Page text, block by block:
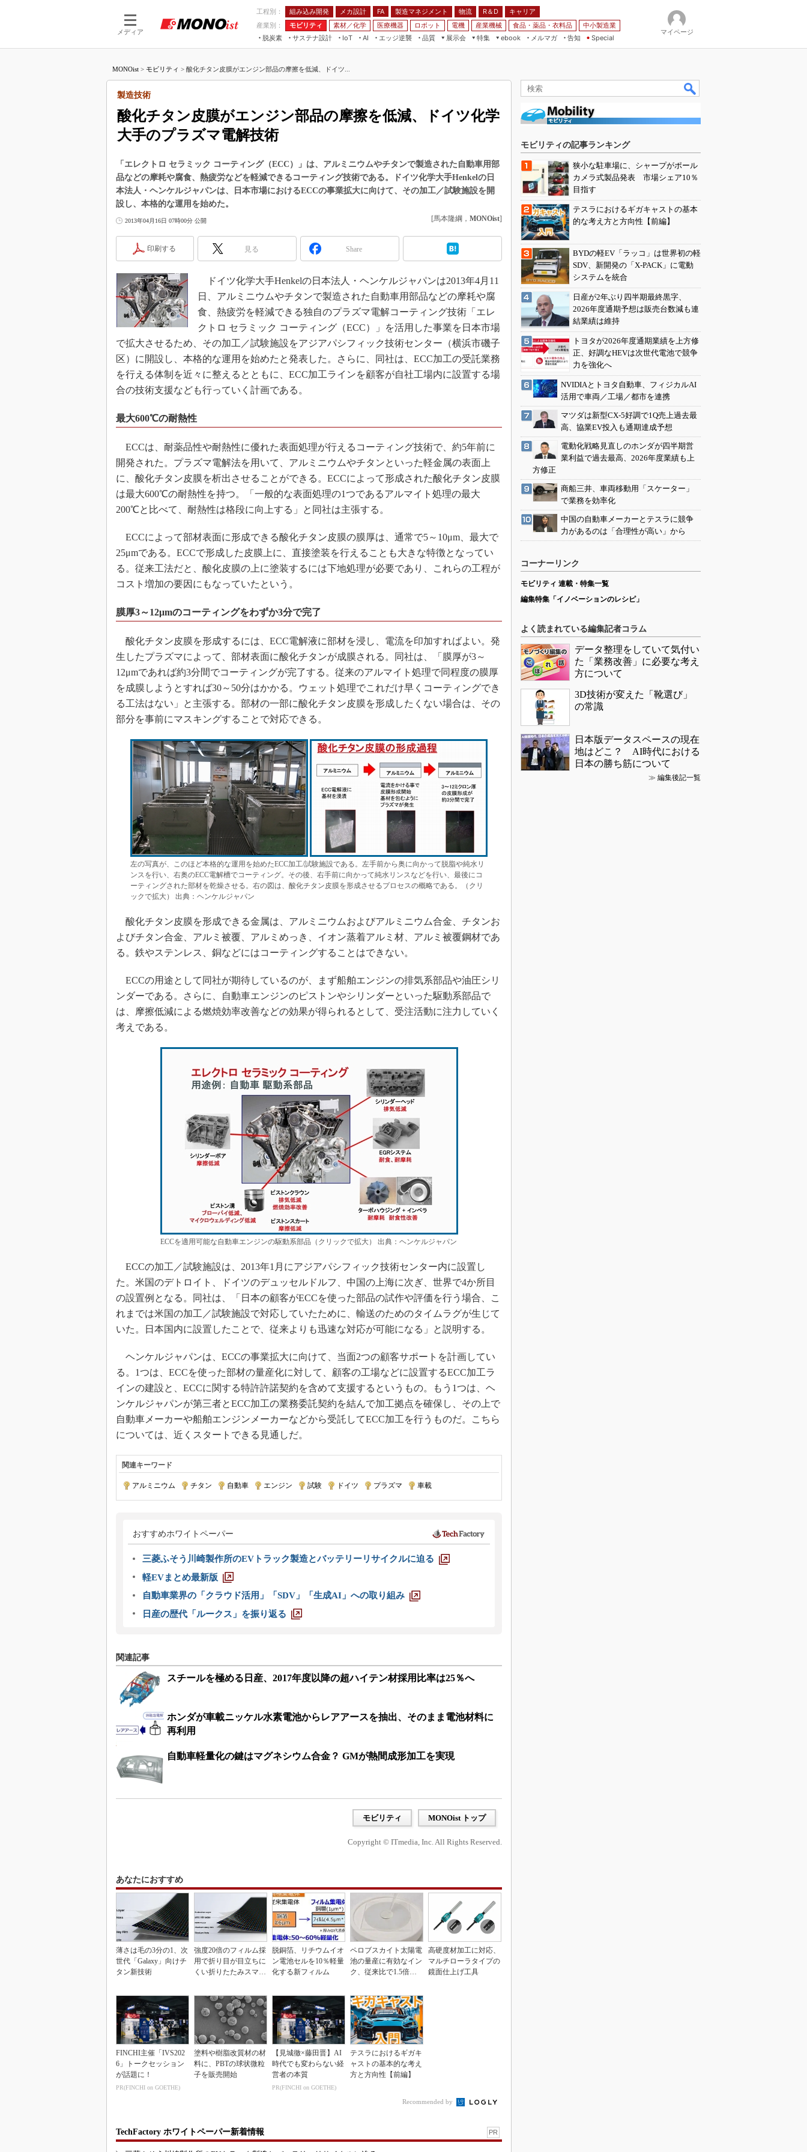
メディア
工程別： 組み込み開発 メカ設計 FA 製造マネジメント 物流 R＆D
キャリア
産業別：
モビリティ 素材／化学 医療機器 ロボット 電機 産業機械 食品・薬品・衣料品
中小製造業
脱炭素
サステナ設計
IoT
つながる工場
AI
AI×設備保全
エッジ逆襲 品質
展示会
JIMTOF
IIFES
TECHNO-FRONTIER
人テク展
AUTOMOTIVE WORLD
産業オープンネット展
特集
VR／AR
フィールドサービス
組み込み画像技術
組み込みモデリング
ISO26262
無償設計ツール
デジタルツインとCAE
S＆OP
インダストリー4.0
イノベーション
製造業ビッグデータ
グローバル設計・開発
制御セキュリティ
新型コロナへの対応
ebook
FA
モビリティ
メルマガ
告知 Special
マイページ
MONOist > モビリティ > 酸化チタン皮膜がエンジン部品の摩擦を低減、ドイツ...
酸化チタン皮膜がエンジン部品の摩擦を低減、ドイツ化学
大手のプラズマ電解技術
製造技術
「エレクトロ セラミック コーティング（ECC）」は、アルミニウムやチタンで製造された自動車用部
品などの摩耗や腐食、熱疲労などを軽減できるコーティング技術である。ドイツ化学大手Henkelの日
本法人・ヘンケルジャパンは、日本市場におけるECCの事業拡大に向けて、その加工／試験施設を開
設し、本格的な運用を始めた。
2013年04月16日 07時00分 公開 [馬本隆綱， MONOist]
印刷する 見る Share
ドイツ化学大手Henkelの日本法人・ヘンケルジャパンは2013年4月11
日、アルミニウムやチタンで製造された自動車用部品などの摩耗や腐
食、熱疲労を軽減できる独自のプラズマ電解コーティング技術「エレ
クトロ セラミック コーティング（ECC）」を活用した事業を日本市場
で拡大させるため、その加工／試験施設をアジアパシフィック技術センター（横浜市磯子
区）に開設し、本格的な運用を始めたと発表した。さらに、同社は、ECC加工の受託業務
を行える体制を近々に整えるとともに、ECC加工ラインを顧客が自社工場内に設置する場
合の技術支援なども行っていく計画である。
最大600℃の耐熱性
ECCは、耐薬品性や耐熱性に優れた表面処理が行えるコーティング技術で、約5年前に
開発された。プラズマ電解法を用いて、アルミニウムやチタンといった軽金属の表面上
に、酸化チタン皮膜を析出させることができる。ECCによって形成された酸化チタン皮膜
は最大600℃の耐熱性を持つ。「一般的な表面処理の1つであるアルマイト処理の最大
200℃と比べて、耐熱性は格段に向上する」と同社は主張する。
ECCによって部材表面に形成できる酸化チタン皮膜の膜厚は、通常で5～10μm、最大で
25μmである。ECCで形成した皮膜上に、直接塗装を行えることも大きな特徴となってい
る。従来工法だと、酸化皮膜の上に塗装するには下地処理が必要であり、これらの工程が
コスト増加の要因にもなっていたという。
膜厚3～12μmのコーティングをわずか3分で完了
酸化チタン皮膜を形成するには、ECC電解液に部材を浸し、電流を印加すればよい。発
生したプラズマによって、部材表面に酸化チタンが成膜される。同社は、「膜厚が3～
12μmであれば約3分間でコーティングが完了する。従来のアルマイト処理で同程度の膜厚
を成膜しようとすれば30～50分はかかる。ウェット処理でこれだけ早くコーティングでき
る工法はない」と主張する。部材の一部に酸化チタン皮膜を形成したくない場合は、その
部分を事前にマスキングすることで対応できる。
左の写真が、このほど本格的な運用を始めたECC加工/試験施設である。左手前から奥に向かって脱脂や純水リ
ンスを行い、右奥のECC電解槽でコーティング。その後、右手前に向かって純水リンスなどを行い、最後にコ
ーティングされた部材を乾燥させる。右の図は、酸化チタン皮膜を形成させるプロセスの概略である。（クリ
ックで拡大） 出典：ヘンケルジャパン
酸化チタン皮膜を形成できる金属は、アルミニウムおよびアルミニウム合金、チタンお
よびチタン合金、アルミ被覆、アルミめっき、イオン蒸着アルミ材、アルミ被覆鋼材であ
る。鉄やステンレス、銅などにはコーティングすることはできない。
ECCの用途として同社が期待しているのが、まず船舶エンジンの排気系部品や油圧シリ
ンダーである。さらに、自動車エンジンのピストンやシリンダーといった駆動系部品で
は、摩擦低減による燃焼効率改善などの効果が得られるとして、受注活動に注力していく
考えである。
ECCを適用可能な自動車エンジンの駆動系部品（クリックで拡大） 出典：ヘンケルジャパン
ECCの加工／試験施設は、2013年1月にアジアパシフィック技術センター内に設置し
た。米国のデトロイト、ドイツのデュッセルドルフ、中国の上海に次ぎ、世界で4か所目
の設置例となる。同社は、「日本の顧客がECCを使った部品の試作や評価を行う場合、こ
れまでは米国の加工／試験施設で対応していたために、輸送のためのタイムラグが生じて
いた。日本国内に設置したことで、従来よりも迅速な対応が可能になる」と説明する。
ヘンケルジャパンは、ECCの事業拡大に向けて、当面2つの顧客サポートを計画してい
る。1つは、ECCを使った部材の量産化に対して、顧客の工場などに設置するECC加工ラ
インの建設と、ECCに関する特許許諾契約を含めて支援するというもの。もう1つは、ヘ
ンケルジャパンが第三者とECC加工の業務委託契約を結んで加工拠点を確保し、その上で
自動車メーカーや船舶エンジンメーカーなどから受託してECC加工を行うものだ。こちら
については、近くスタートできる見通しだ。
関連キーワード
アルミニウム チタン 自動車 エンジン 試験 ドイツ プラズマ 車載
おすすめホワイトペーパー
三菱ふそう川崎製作所のEVトラック製造とバッテリーリサイクルに迫る
軽EVまとめ最新版
自動車業界の「クラウド活用」「SDV」「生成AI」への取り組み
日産の歴代「ルークス」を振り返る
関連記事
スチールを極める日産、2017年度以降の超ハイテン材採用比率は25％へ
ホンダが車載ニッケル水素電池からレアアースを抽出、そのまま電池材料に
再利用
自動車軽量化の鍵はマグネシウム合金？ GMが熱間成形加工を実現
モビリティ MONOist トップ
Copyright © ITmedia, Inc. All Rights Reserved.
あなたにおすすめ
薄さは毛の3分の1、次
世代「Galaxy」向けチ
タン新技術
強度20倍のフィルム採
用で折り目が目立ちに
くい折りたたみスマホ
脱銅箔、リチウムイオ
ン電池セルを10％軽量
化する新フィルム
ペロブスカイト太陽電
池の量産に有効なイン
ク、従来比で1.5倍の
高硬度材加工に対応、
マルチローラタイプの
鏡面仕上げ工具
FINCHI主催「IVS202
6」トークセッション
が話題に！
PR(FINCHI on GOETHE)
塗料や樹脂改質材の材
料に、PBTの球状微粒
子を販売開始
【見城徹×藤田晋】AI
時代でも変わらない経
営者の本質
PR(FINCHI on GOETHE)
テスラにおけるギガキ
ャストの基本的な考え
方と方向性【前編】
Recommended by
TechFactory ホワイトペーパー新着情報 PR
モビリティの記事ランキング
狭小な駐車場に、シャープがポール
カメラ式製品発表 市場シェア10％
目指す
テスラにおけるギガキャストの基本
的な考え方と方向性【前編】
BYDの軽EV「ラッコ」は世界初の軽
SDV、新開発の「X-PACK」に電動
システムを統合
日産が2年ぶり四半期最終黒字、
2026年度通期予想は販売台数減も連
結業績は維持
トヨタが2026年度通期業績を上方修
正、好調なHEVは次世代電池で競争
力を強化へ
NVIDIAとトヨタ自動車、フィジカルAI
活用で車両／工場／都市を連携
マツダは新型CX-5好調で1Q売上過去最
高、協業EV投入も通期達成予想
電動化戦略見直しのホンダが四半期営
業利益で過去最高、2026年度業績も上
方修正
商船三井、車両移動用「スケーター」
で業務を効率化
中国の自動車メーカーとテスラに競争
力があるのは「合理性が高い」から
コーナーリンク
モビリティ 連載・特集一覧
編集特集「イノベーションのレシピ」
よく読まれている編集記者コラム
データ整理をしていて気付い
た「業務改善」に必要な考え
方について
3D技術が変えた「靴選び」
の常識
日本版データスペースの現在
地はどこ？ AI時代における
日本の勝ち筋について
≫ 編集後記一覧